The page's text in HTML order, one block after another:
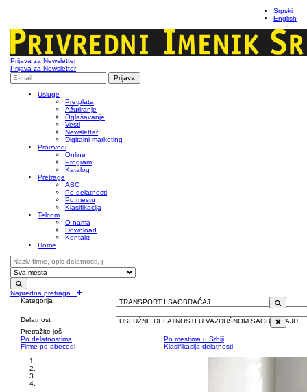
Srpski
English
Prijava za Newsletter
Prijava za Newsletter
Usluge
Pretplata
Ažuriranje
Oglašavanje
Vesti
Newsletter
Digitalni marketing
Proizvodi
Online
Program
Katalog
Pretrage
ABC
Po delatnosti
Po mestu
Klasifikacija
Telcom
O nama
Download
Kontakt
Home
Napredna pretraga
Kategorija
Delatnost
Pretražite još
Po delatnostima
Po mestima u Srbiji
Firme po abecedi
Klasifikacija delatnosti